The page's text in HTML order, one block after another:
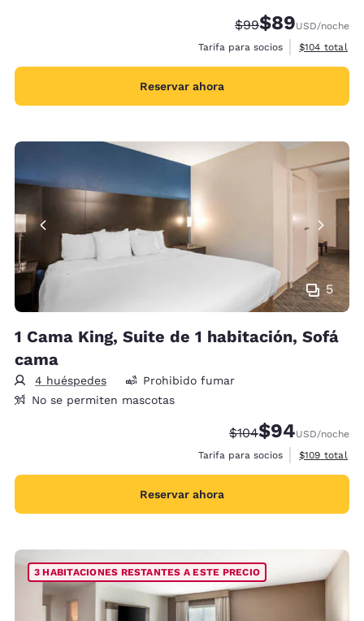
Precio tachado:
$99Precio con
$89USD/noche
Tarifa para socios
Ver detalles
$104 total
Reservar ahora
5
1 Cama King, Suite de 1 habitación, Sofá
cama
4 huéspedes
Prohibido fumar
No se permiten mascotas
Precio tachado:
$104Precio con
$94USD/noche
Tarifa para socios
Ver detalles
$109 total
Reservar ahora
3 HABITACIONES RESTANTES A ESTE PRECIO